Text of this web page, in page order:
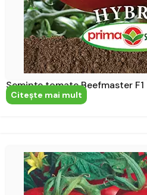
Semințe tomate Beefmaster F1
Citeşte mai mult